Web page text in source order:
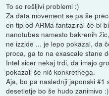
To so rešljivi problemi :)
Za data movement se pa še
en tip od ARMa fantaziral če bi
nanotubes namesto bakrenih
ne izzide ... je lepo pokazal, da
proca, ga to na exascale stane
Intel sicer nekaj trdi, da imajo
pokazali še nič konkretnega.
Aja, bo pa naslednji japonski #1
desetletje bo še hudo zanimivo :)